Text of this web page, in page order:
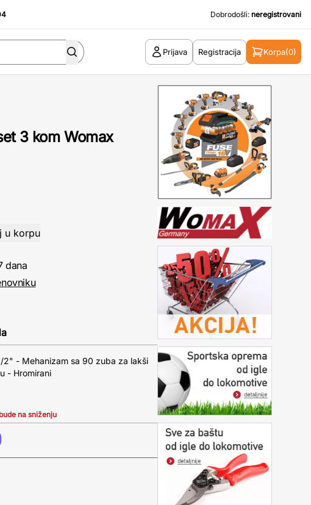
Dobrodošli: neregistrovani
Prijava Registracija Korpa(0)
3 kom Womax
dana
- Mehanizam sa 90 zuba za lakši
- Hromirani
na sniženju